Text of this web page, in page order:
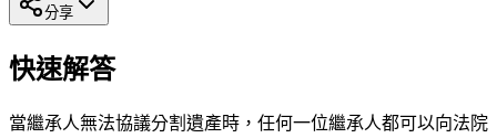
分享
快速解答
當繼承人無法協議分割遺產時，任何一位繼承人都可以向法院